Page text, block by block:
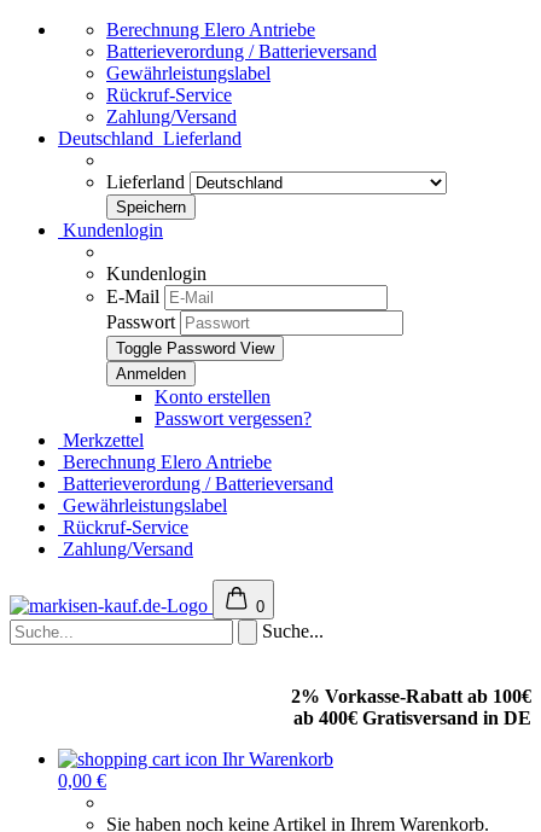
Berechnung Elero Antriebe
Batterieverordung / Batterieversand
Gewährleistungslabel
Rückruf-Service
Zahlung/Versand
Deutschland Lieferland
Lieferland
Kundenlogin
Kundenlogin
E-Mail
Passwort
Toggle Password View
Konto erstellen
Passwort vergessen?
Merkzettel
Berechnung Elero Antriebe
Batterieverordung / Batterieversand
Gewährleistungslabel
Rückruf-Service
Zahlung/Versand
0
Suche...
2% Vorkasse-Rabatt ab 100€
ab 400€ Gratisversand in DE
Ihr Warenkorb
0,00 €
Sie haben noch keine Artikel in Ihrem Warenkorb.